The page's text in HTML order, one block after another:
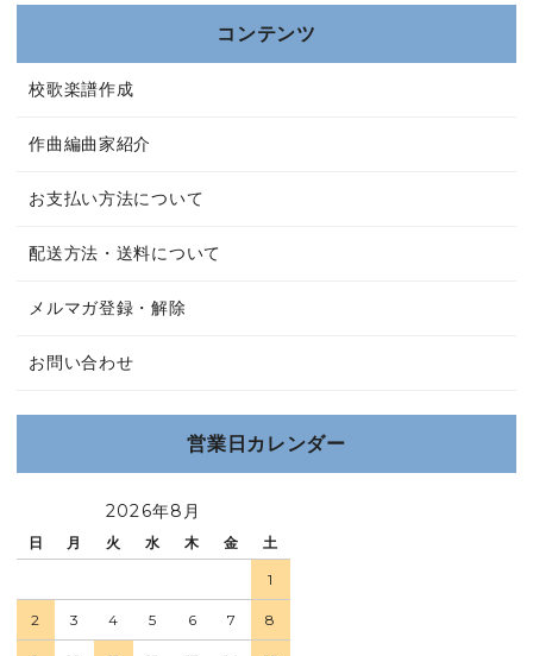
コンテンツ
校歌楽譜作成
作曲編曲家紹介
お支払い方法について
配送方法・送料について
メルマガ登録・解除
お問い合わせ
営業日カレンダー
2026年8月
日 月 火 水 木 金 土
1
2 3 4 5 6 7 8